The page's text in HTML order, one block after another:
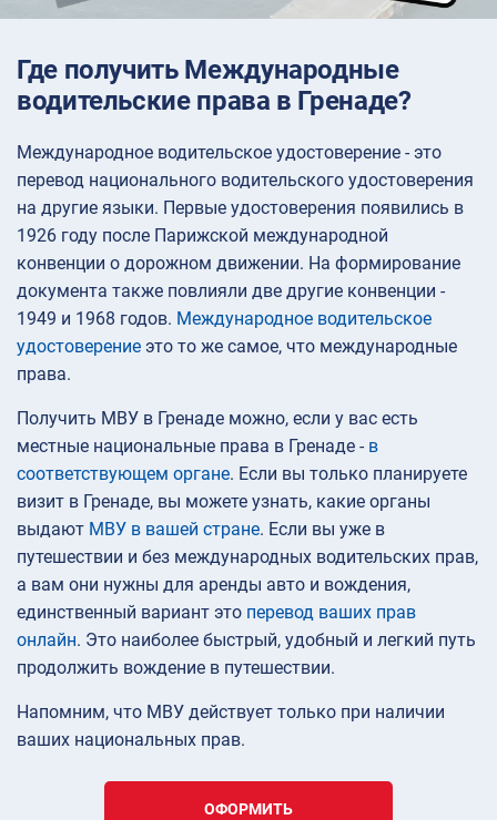
Где получить Международные
водительские права в Гренаде?
Международное водительское удостоверение - это
перевод национального водительского удостоверения
на другие языки. Первые удостоверения появились в
1926 году после Парижской международной
конвенции о дорожном движении. На формирование
документа также повлияли две другие конвенции -
1949 и 1968 годов. Международное водительское
удостоверение это то же самое, что международные
права.
Получить МВУ в Гренаде можно, если у вас есть
местные национальные права в Гренаде - в
соответствующем органе. Если вы только планируете
визит в Гренаде, вы можете узнать, какие органы
выдают МВУ в вашей стране. Если вы уже в
путешествии и без международных водительских прав,
а вам они нужны для аренды авто и вождения,
единственный вариант это перевод ваших прав
онлайн. Это наиболее быстрый, удобный и легкий путь
продолжить вождение в путешествии.
Напомним, что МВУ действует только при наличии
ваших национальных прав.
ОФОРМИТЬ